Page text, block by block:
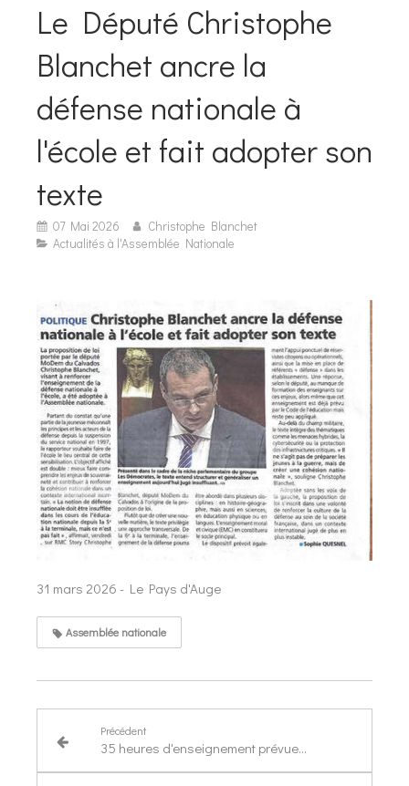
Le Député Christophe
Blanchet ancre la
défense nationale à
l'école et fait adopter son
texte
07 Mai 2026
Christophe Blanchet
Actualités à l'Assemblée Nationale
31 mars 2026 - Le Pays d'Auge
Assemblée nationale
Précédent
35 heures d'enseignement prévues pour les élèves de 2de par la loi Blanchet